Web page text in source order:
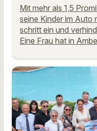
Mit mehr als 1,5
seine Kinder im Auto
schritt ein und
Eine Frau hat in